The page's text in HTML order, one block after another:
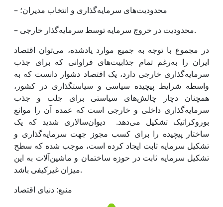
– محدودیت‌های سرمایه‌گذاری و انتخاب مدیران؛
– محدودیت در خروج سرمایه توسط سرمایه‌گذار خارجی.
در مجموع با توجه به جمیع موارد یادشده، می‌‌‌توان اقتصاد
ایران را به‌رغم تمام جذابیت‌‌‌های فراوانی که برای جذب
سرمایه‌گذاری خارجی دارد، یک اقتصاد دشوار دانست که به
واسطه شرایط پیچیده سیاسی و سیاستگذاری در کشور،
همچنان دچار چالش‌‌‌های سیاستی برای جلب و جذب
سرمایه‌گذاری داخلی و خارجی است که عمده آن را موانع
بوروکراتیک تشکیل می‌دهد. دیوان‌‌‌سالاری شدید که یک
ساختار پیچیده را برای کسب مجوز جهت سرمایه‌‌‌‌گذاری و
تشکیل سرمایه ثابت ایجاد کرده است، موجب شده که سطح
تشکیل سرمایه ثابت در حوزه ساختمان و ماشین‌آلات به این
میزان غیرکیفی باشد.
منبع: دنیای اقتصاد